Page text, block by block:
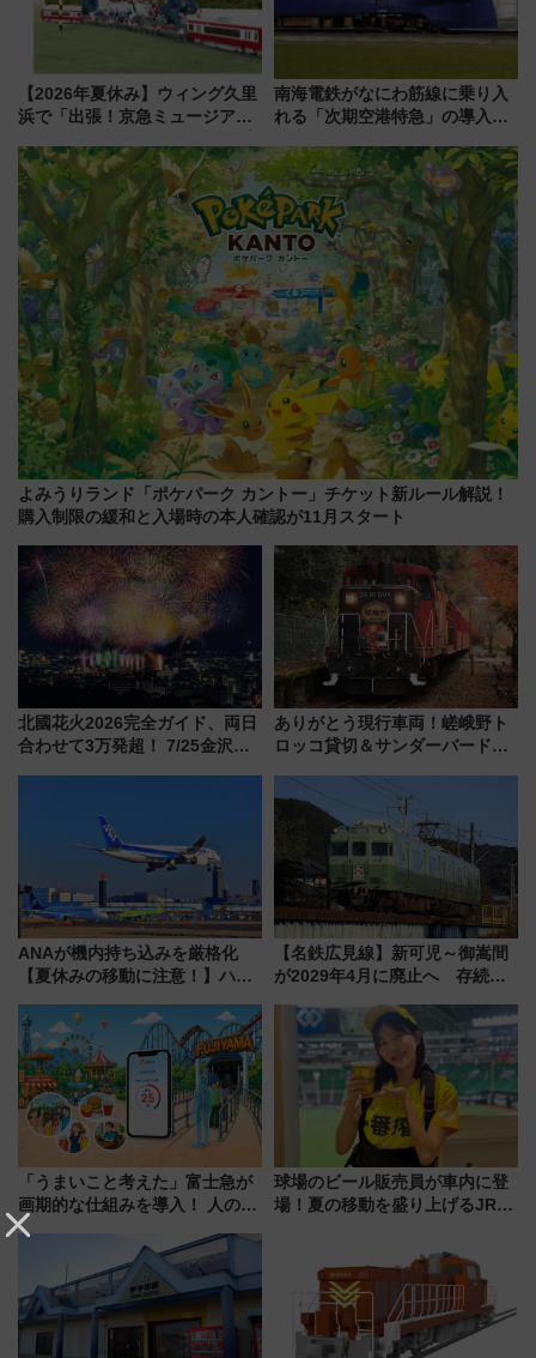
【2026年夏休み】ウィング久里
浜で「出張！京急ミュージア
ラリーや子ども制服撮影も
南海電鉄がなにわ筋線に乗り入
れる「次期空港特急」の導入を
日本初の鉄道デザイン
よみうりランド「ポケパーク カントー」チケット新ルール解説！
購入制限の緩和と入場時の本人確認が11月スタート
北國花火2026完全ガイド、両日
合わせて3万発超！ 7/25金沢大
とめ（石川県）
ありがとう現行車両！嵯峨野ト
ロッコ貸切＆サンダーバードレ
斉藤雪乃＆福原トシヒロと行
く！9月13日「京都の鉄道満喫
ツアー」開催
ANAが機内持ち込みを厳格化
【夏休みの移動に注意！】ハン
「身の回り品」新サイズ制限
(40×30×20cm)おさらい
【名鉄広見線】新可児～御嵩間
が2029年4月に廃止へ 存続協
「うまいこと考えた」富士急が
画期的な仕組みを導入！ 人のか
わりにスマホが並ぶ「分身く
球場のビール販売員が車内に登
場！夏の移動を盛り上げるJR九
月7日限定 ソフトバンクホーク
スとコラボ